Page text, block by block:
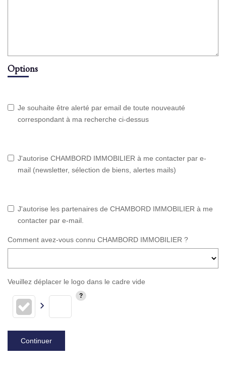
Options
Je souhaite être alerté par email de toute nouveauté
correspondant à ma recherche ci-dessus
J'autorise CHAMBORD IMMOBILIER à me contacter par e-
mail (newsletter, sélection de biens, alertes mails)
J'autorise les partenaires de CHAMBORD IMMOBILIER à me
contacter par e-mail.
Comment avez-vous connu CHAMBORD IMMOBILIER ?
Veuillez déplacer le logo dans le cadre vide
Continuer